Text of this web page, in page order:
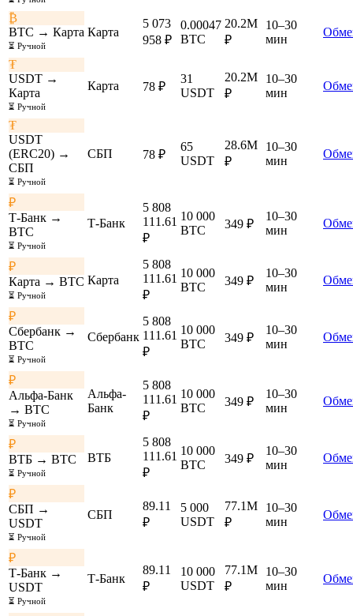
₿
BTC → Карта
⏳ Ручной
Карта
5 073
958 ₽
0.00047
BTC
20.2M
₽
10–30
мин
₮
USDT →
Карта
⏳ Ручной
Карта 78 ₽
31
USDT
20.2M
₽
10–30
мин
₮
USDT
(ERC20) →
СБП
⏳ Ручной
СБП 78 ₽
65
USDT
28.6M
₽
10–30
мин
₽
Т-Банк →
BTC
⏳ Ручной
Т-Банк
5 808
111.61
₽
10 000
BTC
349 ₽
10–30
мин
₽
Карта → BTC
⏳ Ручной
Карта
5 808
111.61
₽
10 000
BTC
349 ₽
10–30
мин
₽
Сбербанк →
BTC
⏳ Ручной
Сбербанк
5 808
111.61
₽
10 000
BTC
349 ₽
10–30
мин
₽
Альфа-Банк
→ BTC
⏳ Ручной
Альфа-
Банк
5 808
111.61
₽
10 000
BTC
349 ₽
10–30
мин
₽
ВТБ → BTC
⏳ Ручной
ВТБ
5 808
111.61
₽
10 000
BTC
349 ₽
10–30
мин
₽
СБП →
USDT
⏳ Ручной
СБП
89.11
₽
5 000
USDT
77.1M
₽
10–30
мин
₽
Т-Банк →
USDT
⏳ Ручной
Т-Банк
89.11
₽
10 000
USDT
77.1M
₽
10–30
мин